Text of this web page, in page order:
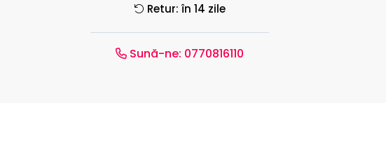
Retur: în 14 zile
Sună-ne: 0770816110